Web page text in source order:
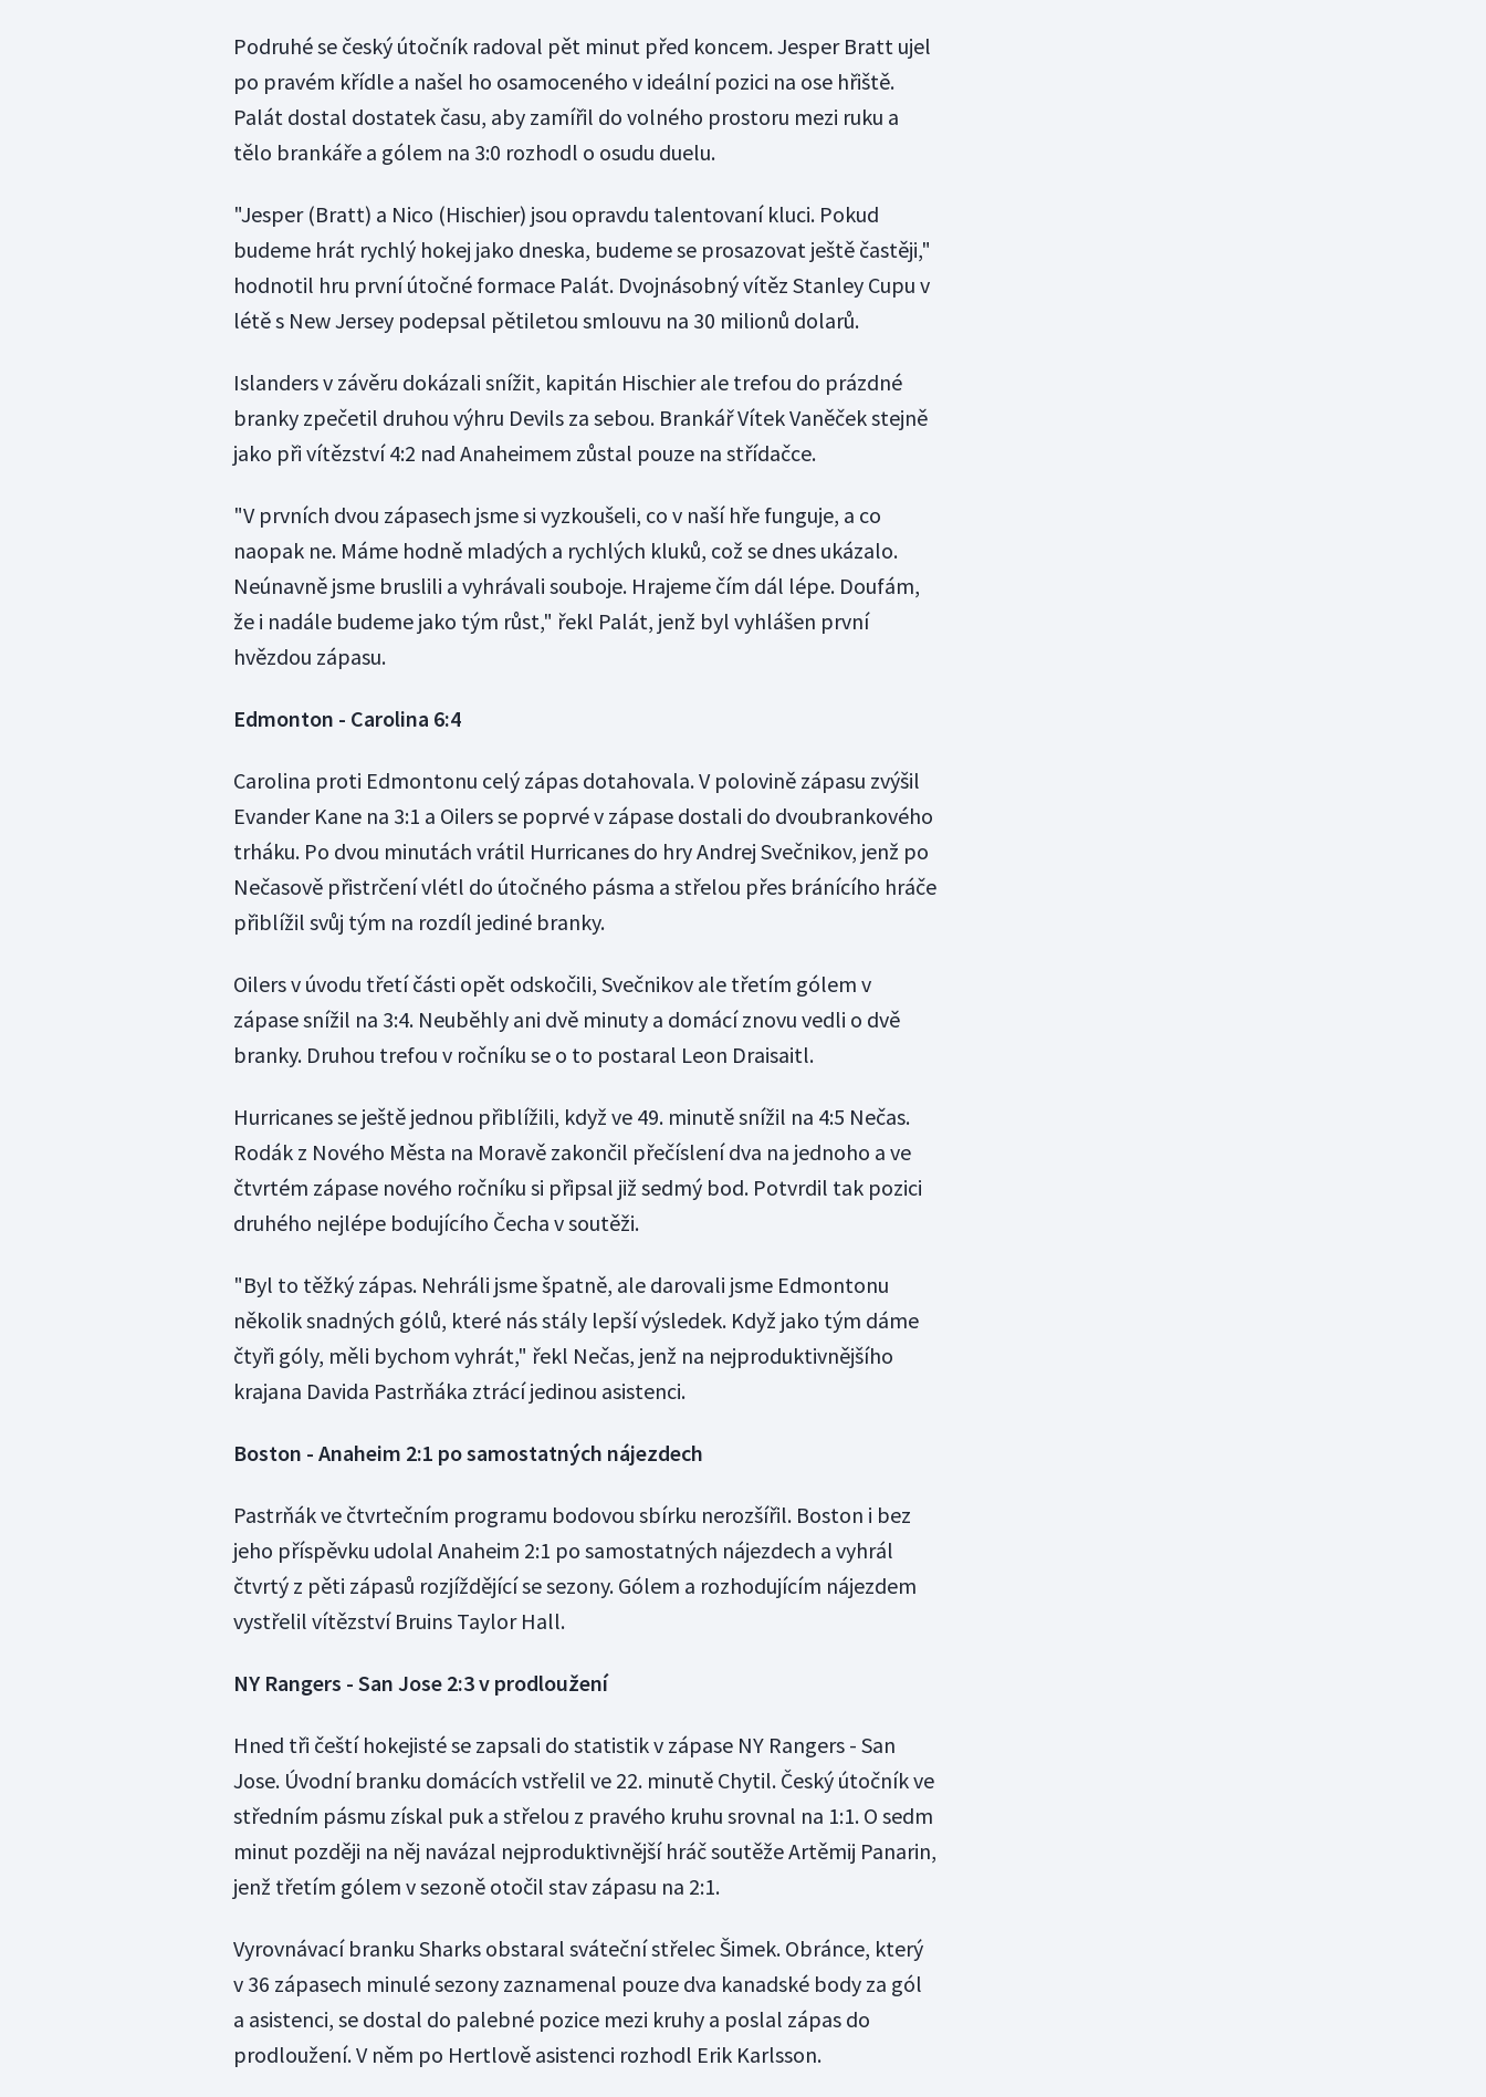
Podruhé se český útočník radoval pět minut před koncem. Jesper Bratt ujel
po pravém křídle a našel ho osamoceného v ideální pozici na ose hřiště.
Palát dostal dostatek času, aby zamířil do volného prostoru mezi ruku a
tělo brankáře a gólem na 3:0 rozhodl o osudu duelu.
"Jesper (Bratt) a Nico (Hischier) jsou opravdu talentovaní kluci. Pokud
budeme hrát rychlý hokej jako dneska, budeme se prosazovat ještě častěji,"
hodnotil hru první útočné formace Palát. Dvojnásobný vítěz Stanley Cupu v
létě s New Jersey podepsal pětiletou smlouvu na 30 milionů dolarů.
Islanders v závěru dokázali snížit, kapitán Hischier ale trefou do prázdné
branky zpečetil druhou výhru Devils za sebou. Brankář Vítek Vaněček stejně
jako při vítězství 4:2 nad Anaheimem zůstal pouze na střídačce.
"V prvních dvou zápasech jsme si vyzkoušeli, co v naší hře funguje, a co
naopak ne. Máme hodně mladých a rychlých kluků, což se dnes ukázalo.
Neúnavně jsme bruslili a vyhrávali souboje. Hrajeme čím dál lépe. Doufám,
že i nadále budeme jako tým růst," řekl Palát, jenž byl vyhlášen první
hvězdou zápasu.
Edmonton - Carolina 6:4
Carolina proti Edmontonu celý zápas dotahovala. V polovině zápasu zvýšil
Evander Kane na 3:1 a Oilers se poprvé v zápase dostali do dvoubrankového
trháku. Po dvou minutách vrátil Hurricanes do hry Andrej Svečnikov, jenž po
Nečasově přistrčení vlétl do útočného pásma a střelou přes bránícího hráče
přiblížil svůj tým na rozdíl jediné branky.
Oilers v úvodu třetí části opět odskočili, Svečnikov ale třetím gólem v
zápase snížil na 3:4. Neuběhly ani dvě minuty a domácí znovu vedli o dvě
branky. Druhou trefou v ročníku se o to postaral Leon Draisaitl.
Hurricanes se ještě jednou přiblížili, když ve 49. minutě snížil na 4:5 Nečas.
Rodák z Nového Města na Moravě zakončil přečíslení dva na jednoho a ve
čtvrtém zápase nového ročníku si připsal již sedmý bod. Potvrdil tak pozici
druhého nejlépe bodujícího Čecha v soutěži.
"Byl to těžký zápas. Nehráli jsme špatně, ale darovali jsme Edmontonu
několik snadných gólů, které nás stály lepší výsledek. Když jako tým dáme
čtyři góly, měli bychom vyhrát," řekl Nečas, jenž na nejproduktivnějšího
krajana Davida Pastrňáka ztrácí jedinou asistenci.
Boston - Anaheim 2:1 po samostatných nájezdech
Pastrňák ve čtvrtečním programu bodovou sbírku nerozšířil. Boston i bez
jeho příspěvku udolal Anaheim 2:1 po samostatných nájezdech a vyhrál
čtvrtý z pěti zápasů rozjíždějící se sezony. Gólem a rozhodujícím nájezdem
vystřelil vítězství Bruins Taylor Hall.
NY Rangers - San Jose 2:3 v prodloužení
Hned tři čeští hokejisté se zapsali do statistik v zápase NY Rangers - San
Jose. Úvodní branku domácích vstřelil ve 22. minutě Chytil. Český útočník ve
středním pásmu získal puk a střelou z pravého kruhu srovnal na 1:1. O sedm
minut později na něj navázal nejproduktivnější hráč soutěže Artěmij Panarin,
jenž třetím gólem v sezoně otočil stav zápasu na 2:1.
Vyrovnávací branku Sharks obstaral sváteční střelec Šimek. Obránce, který
v 36 zápasech minulé sezony zaznamenal pouze dva kanadské body za gól
a asistenci, se dostal do palebné pozice mezi kruhy a poslal zápas do
prodloužení. V něm po Hertlově asistenci rozhodl Erik Karlsson.